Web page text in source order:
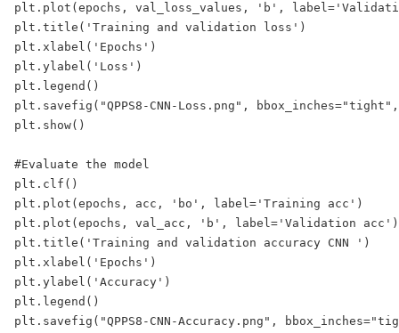
plt.plot(epochs, val_loss_values, 'b',
plt.title('Training and validation loss')
plt.xlabel('Epochs')
plt.ylabel('Loss')
plt.legend()
plt.savefig("QPPS8-CNN-Loss.png",
plt.show()
#Evaluate the model
plt.clf()
plt.plot(epochs, acc, 'bo', label='Training acc')
plt.plot(epochs, val_acc, 'b', label='Validation acc')
plt.title('Training and validation accuracy CNN ')
plt.xlabel('Epochs')
plt.ylabel('Accuracy')
plt.legend()
plt.savefig("QPPS8-CNN-Accuracy.png",